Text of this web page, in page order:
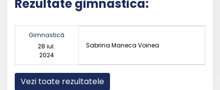
Rezultate gimnastica:
Gimnastică
28 iul.
2024
Sabrina Maneca Voinea
Vezi toate rezultatele